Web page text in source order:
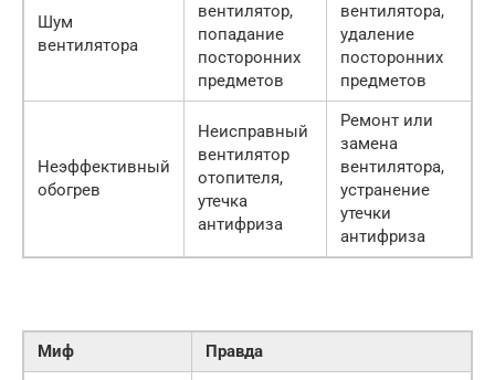
Шум
вентилятора
вентилятор,
попадание
посторонних
предметов
вентилятора,
удаление
посторонних
предметов
Неэффективный
обогрев
Неисправный
вентилятор
отопителя,
утечка
антифриза
Ремонт или
замена
вентилятора,
устранение
утечки
антифриза
Миф Правда